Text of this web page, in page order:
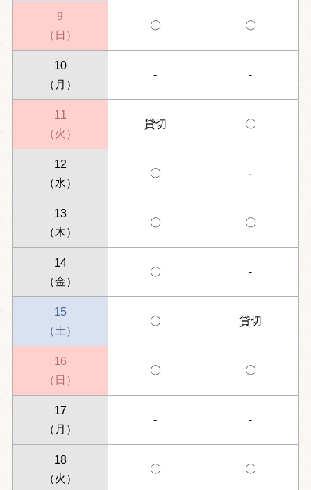
9
（日）
〇 〇
10
（月）
- -
11
（火）
貸切 〇
12
（水）
〇 -
13
（木）
〇 〇
14
（金）
〇 -
15
（土）
〇 貸切
16
（日）
〇 〇
17
（月）
- -
18
（火）
〇 〇